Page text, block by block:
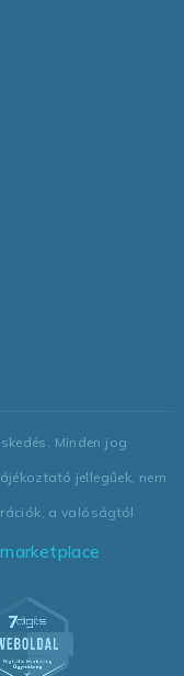
Minden jog
jellegűek, nem
a valóságtól
marketplace